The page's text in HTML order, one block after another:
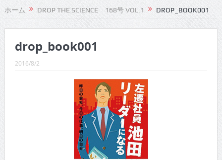
CINEMA×STYLE 292号
CINEMA×STYLE 291号
CINEMA×STYLE 290号
CINEMA×STYLE 289号
CINEMA×STYLE 288号
CINEMA×STYLE 287号
CINEMA×STYLE 286号
CINEMA×STYLE 285号
CINEMA×STYLE 294号
ホーム DROP THE SCIENCE 168号 VOL.1 DROP_BOOK001
drop_book001
2016/8/2